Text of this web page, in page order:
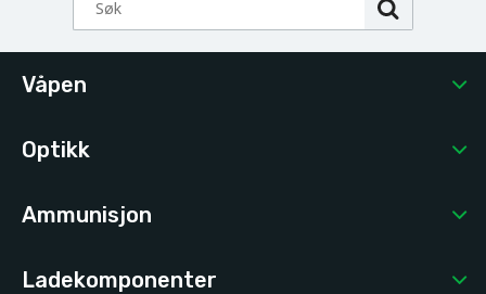
Våpen
Optikk
Ammunisjon
Ladekomponenter